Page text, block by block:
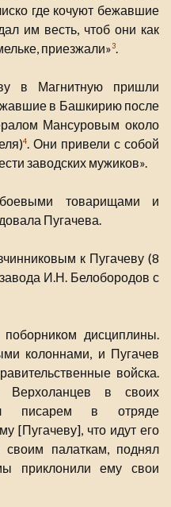
где кочуют бежавшие
им весть, чтоб они как
приезжали»3.
в Магнитную пришли
в Башкирию после
Мансуровым около
4. Они привели с собой
заводских мужиков».
товарищами и
Пугачева.
к Пугачеву (8
И.Н. Белобородов с
дисциплины.
колоннами, и Пугачев
войска.
Верхоланцев в своих
писарем в отряде
[Пугачеву], что идут его
палаткам, поднял
приклонили ему свои